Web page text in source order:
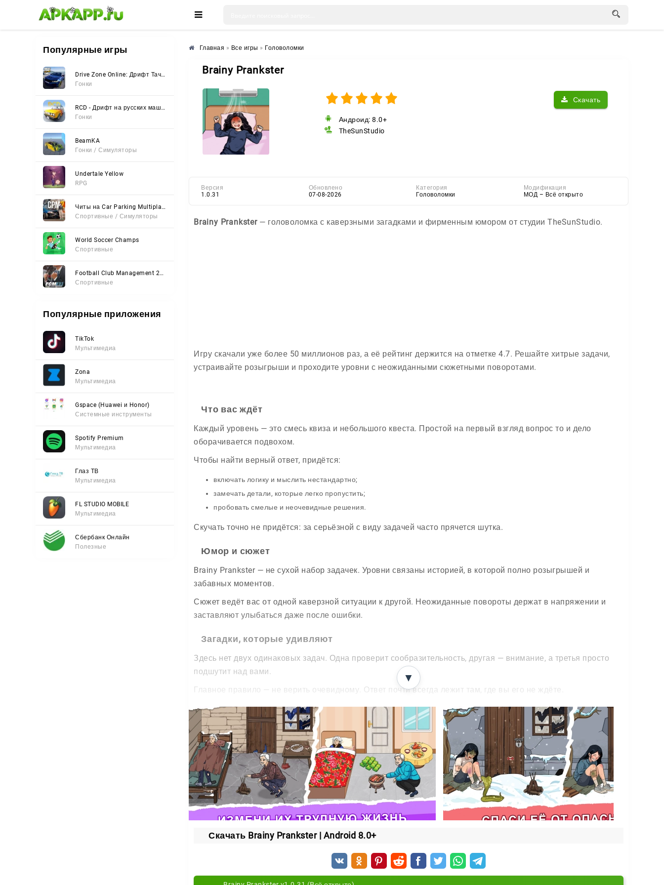
🌸 🌼 🌺
Популярные игры
Drive Zone Online: Дрифт Тачки
Гонки
RCD - Дрифт на русских машинах
Гонки
BeamKA
Гонки / Симуляторы
Undertale Yellow
RPG
Читы на Car Parking Multiplayer 2 (Все открыто, Мод-Меню)
Спортивные / Симуляторы
World Soccer Champs
Спортивные
Football Club Management 2023
Спортивные
Популярные приложения
TikTok
Мультимедиа
Zona
Мультимедиа
Gspace (Huawei и Honor)
Системные инструменты
Spotify Premium
Мультимедиа
Глаз ТВ
Мультимедиа
FL STUDIO MOBILE
Мультимедиа
Сбербанк Онлайн
Полезные
Главная » Все игры » Головоломки
Brainy Prankster
Скачать
Андроид: 8.0+
TheSunStudio
Версия
1.0.31
Обновлено
07-08-2026
Категория
Головоломки
Модификация
МОД – Всё открыто
Brainy Prankster— головоломка с каверзными загадками и фирменным юмором от студии TheSunStudio.
Игру скачали уже более 50 миллионов раз, а её рейтинг держится на отметке 4.7. Решайте хитрые задачи,
устраивайте розыгрыши и проходите уровни с неожиданными сюжетными поворотами.
Что вас ждёт
Каждый уровень — это смесь квиза и небольшого квеста. Простой на первый взгляд вопрос то и дело
оборачивается подвохом.
Чтобы найти верный ответ, придётся:
включать логику и мыслить нестандартно;
замечать детали, которые легко пропустить;
пробовать смелые и неочевидные решения.
Скучать точно не придётся: за серьёзной с виду задачей часто прячется шутка.
Юмор и сюжет
Brainy Prankster — не сухой набор задачек. Уровни связаны историей, в которой полно розыгрышей и
забавных моментов.
Сюжет ведёт вас от одной каверзной ситуации к другой. Неожиданные повороты держат в напряжении и
заставляют улыбаться даже после ошибки.
Загадки, которые удивляют
Здесь нет двух одинаковых задач. Одна проверит сообразительность, другая — внимание, а третья просто
подшутит над вами.
Главное правило — не верить очевидному. Ответ почти всегда лежит там, где вы его не ждёте.
Играйте где угодно
Brainy Prankster работает офлайн, поэтому Wi-Fi и интернет не нужны. Запускайте игру в дороге, в очереди
или дома на диване.
Доступна на Android и Windows, так что разгадывать загадки можно и на телефоне, и на большом экране.
Проверьте свою смекалку, посмейтесь над хитрыми ловушками и узнайте, сможете ли вы перехитрить Brainy
Prankster!
▼
Скачать Brainy Prankster | Android 8.0+